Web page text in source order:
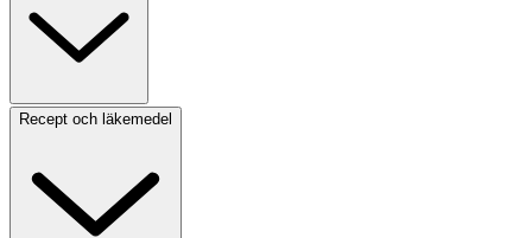
Recept och läkemedel